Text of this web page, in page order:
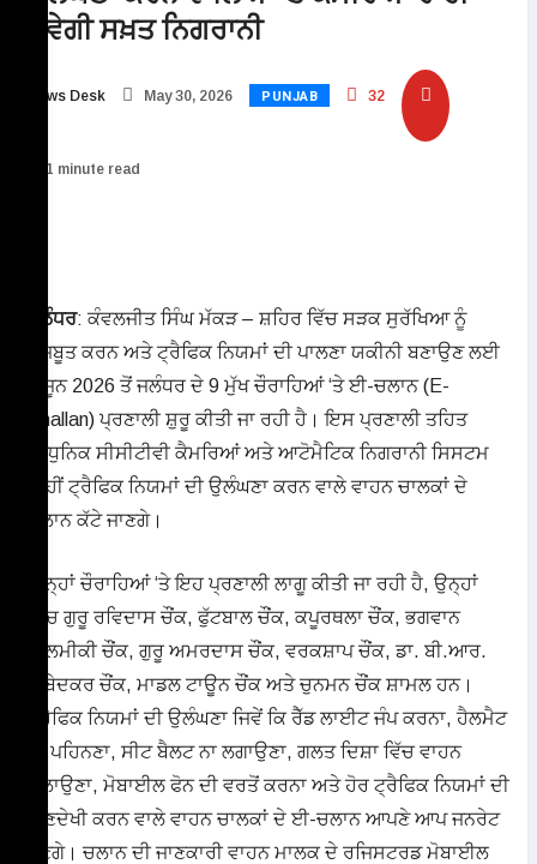
ਹੋਵੇਗੀ ਸਖ਼ਤ ਨਿਗਰਾਨੀ
News Desk May 30, 2026 PUNJAB 32
1 minute read
ਜਲੰਧਰ: ਕੰਵਲਜੀਤ ਸਿੰਘ ਮੱਕੜ – ਸ਼ਹਿਰ ਵਿੱਚ ਸੜਕ ਸੁਰੱਖਿਆ ਨੂੰ
ਮਜ਼ਬੂਤ ਕਰਨ ਅਤੇ ਟ੍ਰੈਫਿਕ ਨਿਯਮਾਂ ਦੀ ਪਾਲਣਾ ਯਕੀਨੀ ਬਣਾਉਣ ਲਈ
1 ਜੂਨ 2026 ਤੋਂ ਜਲੰਧਰ ਦੇ 9 ਮੁੱਖ ਚੌਰਾਹਿਆਂ ‘ਤੇ ਈ-ਚਲਾਨ (E-
Challan) ਪ੍ਰਣਾਲੀ ਸ਼ੁਰੂ ਕੀਤੀ ਜਾ ਰਹੀ ਹੈ। ਇਸ ਪ੍ਰਣਾਲੀ ਤਹਿਤ
ਆਧੁਨਿਕ ਸੀਸੀਟੀਵੀ ਕੈਮਰਿਆਂ ਅਤੇ ਆਟੋਮੈਟਿਕ ਨਿਗਰਾਨੀ ਸਿਸਟਮ
ਰਾਹੀਂ ਟ੍ਰੈਫਿਕ ਨਿਯਮਾਂ ਦੀ ਉਲੰਘਣਾ ਕਰਨ ਵਾਲੇ ਵਾਹਨ ਚਾਲਕਾਂ ਦੇ
ਚਲਾਨ ਕੱਟੇ ਜਾਣਗੇ।
ਜਿਨ੍ਹਾਂ ਚੌਰਾਹਿਆਂ ‘ਤੇ ਇਹ ਪ੍ਰਣਾਲੀ ਲਾਗੂ ਕੀਤੀ ਜਾ ਰਹੀ ਹੈ, ਉਨ੍ਹਾਂ
ਵਿੱਚ ਗੁਰੂ ਰਵਿਦਾਸ ਚੌਂਕ, ਫੁੱਟਬਾਲ ਚੌਂਕ, ਕਪੂਰਥਲਾ ਚੌਂਕ, ਭਗਵਾਨ
ਵਾਲਮੀਕੀ ਚੌਂਕ, ਗੁਰੂ ਅਮਰਦਾਸ ਚੌਂਕ, ਵਰਕਸ਼ਾਪ ਚੌਂਕ, ਡਾ. ਬੀ.ਆਰ.
ਅੰਬੇਦਕਰ ਚੌਂਕ, ਮਾਡਲ ਟਾਊਨ ਚੌਂਕ ਅਤੇ ਚੁਨਮਨ ਚੌਂਕ ਸ਼ਾਮਲ ਹਨ।
ਟ੍ਰੈਫਿਕ ਨਿਯਮਾਂ ਦੀ ਉਲੰਘਣਾ ਜਿਵੇਂ ਕਿ ਰੈੱਡ ਲਾਈਟ ਜੰਪ ਕਰਨਾ, ਹੈਲਮੈਟ
ਨਾ ਪਹਿਨਣਾ, ਸੀਟ ਬੈਲਟ ਨਾ ਲਗਾਉਣਾ, ਗਲਤ ਦਿਸ਼ਾ ਵਿੱਚ ਵਾਹਨ
ਚਲਾਉਣਾ, ਮੋਬਾਈਲ ਫੋਨ ਦੀ ਵਰਤੋਂ ਕਰਨਾ ਅਤੇ ਹੋਰ ਟ੍ਰੈਫਿਕ ਨਿਯਮਾਂ ਦੀ
ਅਣਦੇਖੀ ਕਰਨ ਵਾਲੇ ਵਾਹਨ ਚਾਲਕਾਂ ਦੇ ਈ-ਚਲਾਨ ਆਪਣੇ ਆਪ ਜਨਰੇਟ
ਹੋਣਗੇ। ਚਲਾਨ ਦੀ ਜਾਣਕਾਰੀ ਵਾਹਨ ਮਾਲਕ ਦੇ ਰਜਿਸਟਰਡ ਮੋਬਾਈਲ